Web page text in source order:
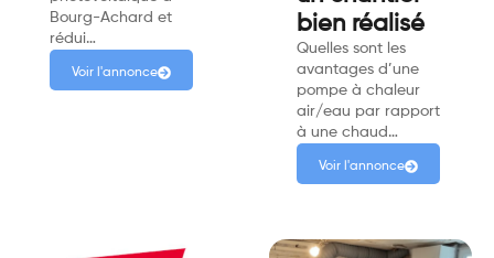
Bourg-Achard et
rédui…
Voir l'annonce
bien réalisé
Quelles sont les
avantages d’une
pompe à chaleur
air/eau par rapport
à une chaud…
Voir l'annonce